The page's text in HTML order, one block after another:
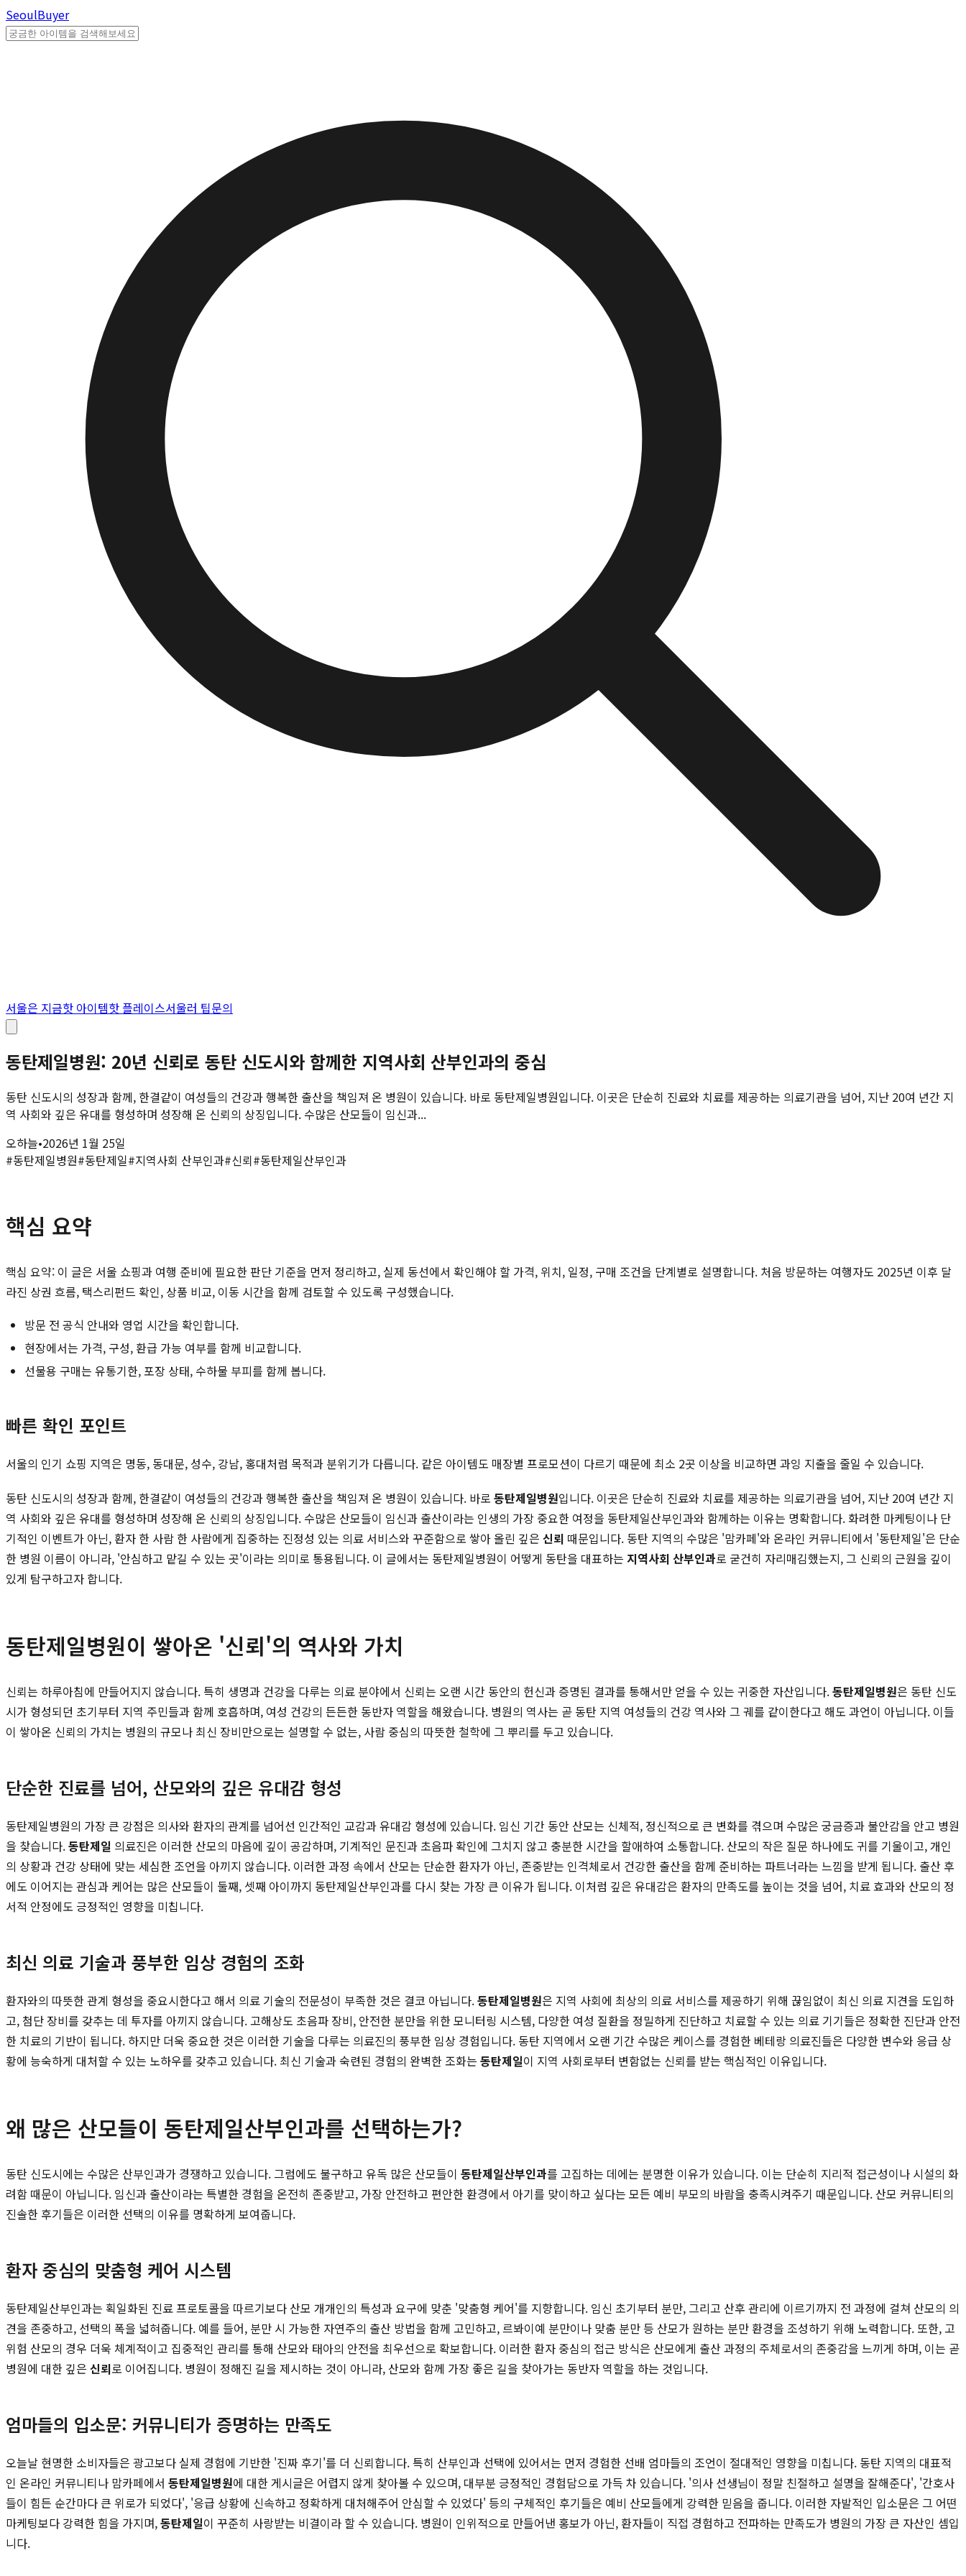
SeoulBuyer
서울은 지금핫 아이템핫 플레이스서울러 팁문의
동탄제일병원: 20년 신뢰로 동탄 신도시와 함께한 지역사회 산부인과의 중심
동탄 신도시의 성장과 함께, 한결같이 여성들의 건강과 행복한 출산을 책임져 온 병원이 있습니다. 바로 동탄제일병원입니다. 이곳은 단순히 진료와 치료를 제공하는 의료기관을 넘어, 지난 20여 년간 지
역 사회와 깊은 유대를 형성하며 성장해 온 신뢰의 상징입니다. 수많은 산모들이 임신과...
오하늘•2026년 1월 25일
#동탄제일병원#동탄제일#지역사회 산부인과#신뢰#동탄제일산부인과
핵심 요약
핵심 요약: 이 글은 서울 쇼핑과 여행 준비에 필요한 판단 기준을 먼저 정리하고, 실제 동선에서 확인해야 할 가격, 위치, 일정, 구매 조건을 단계별로 설명합니다. 처음 방문하는 여행자도 2025년 이후 달
라진 상권 흐름, 택스리펀드 확인, 상품 비교, 이동 시간을 함께 검토할 수 있도록 구성했습니다.
방문 전 공식 안내와 영업 시간을 확인합니다.
현장에서는 가격, 구성, 환급 가능 여부를 함께 비교합니다.
선물용 구매는 유통기한, 포장 상태, 수하물 부피를 함께 봅니다.
빠른 확인 포인트
서울의 인기 쇼핑 지역은 명동, 동대문, 성수, 강남, 홍대처럼 목적과 분위기가 다릅니다. 같은 아이템도 매장별 프로모션이 다르기 때문에 최소 2곳 이상을 비교하면 과잉 지출을 줄일 수 있습니다.
동탄 신도시의 성장과 함께, 한결같이 여성들의 건강과 행복한 출산을 책임져 온 병원이 있습니다. 바로 동탄제일병원입니다. 이곳은 단순히 진료와 치료를 제공하는 의료기관을 넘어, 지난 20여 년간 지
역 사회와 깊은 유대를 형성하며 성장해 온 신뢰의 상징입니다. 수많은 산모들이 임신과 출산이라는 인생의 가장 중요한 여정을 동탄제일산부인과와 함께하는 이유는 명확합니다. 화려한 마케팅이나 단
기적인 이벤트가 아닌, 환자 한 사람 한 사람에게 집중하는 진정성 있는 의료 서비스와 꾸준함으로 쌓아 올린 깊은 신뢰 때문입니다. 동탄 지역의 수많은 '맘카페'와 온라인 커뮤니티에서 '동탄제일'은 단순
한 병원 이름이 아니라, '안심하고 맡길 수 있는 곳'이라는 의미로 통용됩니다. 이 글에서는 동탄제일병원이 어떻게 동탄을 대표하는 지역사회 산부인과로 굳건히 자리매김했는지, 그 신뢰의 근원을 깊이
있게 탐구하고자 합니다.
동탄제일병원이 쌓아온 '신뢰'의 역사와 가치
신뢰는 하루아침에 만들어지지 않습니다. 특히 생명과 건강을 다루는 의료 분야에서 신뢰는 오랜 시간 동안의 헌신과 증명된 결과를 통해서만 얻을 수 있는 귀중한 자산입니다.동탄제일병원은 동탄 신도
시가 형성되던 초기부터 지역 주민들과 함께 호흡하며, 여성 건강의 든든한 동반자 역할을 해왔습니다. 병원의 역사는 곧 동탄 지역 여성들의 건강 역사와 그 궤를 같이한다고 해도 과언이 아닙니다. 이들
이 쌓아온 신뢰의 가치는 병원의 규모나 최신 장비만으로는 설명할 수 없는, 사람 중심의 따뜻한 철학에 그 뿌리를 두고 있습니다.
단순한 진료를 넘어, 산모와의 깊은 유대감 형성
동탄제일병원의 가장 큰 강점은 의사와 환자의 관계를 넘어선 인간적인 교감과 유대감 형성에 있습니다. 임신 기간 동안 산모는 신체적, 정신적으로 큰 변화를 겪으며 수많은 궁금증과 불안감을 안고 병원
을 찾습니다.동탄제일 의료진은 이러한 산모의 마음에 깊이 공감하며, 기계적인 문진과 초음파 확인에 그치지 않고 충분한 시간을 할애하여 소통합니다. 산모의 작은 질문 하나에도 귀를 기울이고, 개인
의 상황과 건강 상태에 맞는 세심한 조언을 아끼지 않습니다. 이러한 과정 속에서 산모는 단순한 환자가 아닌, 존중받는 인격체로서 건강한 출산을 함께 준비하는 파트너라는 느낌을 받게 됩니다. 출산 후
에도 이어지는 관심과 케어는 많은 산모들이 둘째, 셋째 아이까지 동탄제일산부인과를 다시 찾는 가장 큰 이유가 됩니다. 이처럼 깊은 유대감은 환자의 만족도를 높이는 것을 넘어, 치료 효과와 산모의 정
서적 안정에도 긍정적인 영향을 미칩니다.
최신 의료 기술과 풍부한 임상 경험의 조화
환자와의 따뜻한 관계 형성을 중요시한다고 해서 의료 기술의 전문성이 부족한 것은 결코 아닙니다.동탄제일병원은 지역 사회에 최상의 의료 서비스를 제공하기 위해 끊임없이 최신 의료 지견을 도입하
고, 첨단 장비를 갖추는 데 투자를 아끼지 않습니다. 고해상도 초음파 장비, 안전한 분만을 위한 모니터링 시스템, 다양한 여성 질환을 정밀하게 진단하고 치료할 수 있는 의료 기기들은 정확한 진단과 안전
한 치료의 기반이 됩니다. 하지만 더욱 중요한 것은 이러한 기술을 다루는 의료진의 풍부한 임상 경험입니다. 동탄 지역에서 오랜 기간 수많은 케이스를 경험한 베테랑 의료진들은 다양한 변수와 응급 상
황에 능숙하게 대처할 수 있는 노하우를 갖추고 있습니다. 최신 기술과 숙련된 경험의 완벽한 조화는 동탄제일이 지역 사회로부터 변함없는 신뢰를 받는 핵심적인 이유입니다.
왜 많은 산모들이 동탄제일산부인과를 선택하는가?
동탄 신도시에는 수많은 산부인과가 경쟁하고 있습니다. 그럼에도 불구하고 유독 많은 산모들이 동탄제일산부인과를 고집하는 데에는 분명한 이유가 있습니다. 이는 단순히 지리적 접근성이나 시설의 화
려함 때문이 아닙니다. 임신과 출산이라는 특별한 경험을 온전히 존중받고, 가장 안전하고 편안한 환경에서 아기를 맞이하고 싶다는 모든 예비 부모의 바람을 충족시켜주기 때문입니다. 산모 커뮤니티의
진솔한 후기들은 이러한 선택의 이유를 명확하게 보여줍니다.
환자 중심의 맞춤형 케어 시스템
동탄제일산부인과는 획일화된 진료 프로토콜을 따르기보다 산모 개개인의 특성과 요구에 맞춘 '맞춤형 케어'를 지향합니다. 임신 초기부터 분만, 그리고 산후 관리에 이르기까지 전 과정에 걸쳐 산모의 의
견을 존중하고, 선택의 폭을 넓혀줍니다. 예를 들어, 분만 시 가능한 자연주의 출산 방법을 함께 고민하고, 르봐이예 분만이나 맞춤 분만 등 산모가 원하는 분만 환경을 조성하기 위해 노력합니다. 또한, 고
위험 산모의 경우 더욱 체계적이고 집중적인 관리를 통해 산모와 태아의 안전을 최우선으로 확보합니다. 이러한 환자 중심의 접근 방식은 산모에게 출산 과정의 주체로서의 존중감을 느끼게 하며, 이는 곧
병원에 대한 깊은 신뢰로 이어집니다. 병원이 정해진 길을 제시하는 것이 아니라, 산모와 함께 가장 좋은 길을 찾아가는 동반자 역할을 하는 것입니다.
엄마들의 입소문: 커뮤니티가 증명하는 만족도
오늘날 현명한 소비자들은 광고보다 실제 경험에 기반한 '진짜 후기'를 더 신뢰합니다. 특히 산부인과 선택에 있어서는 먼저 경험한 선배 엄마들의 조언이 절대적인 영향을 미칩니다. 동탄 지역의 대표적
인 온라인 커뮤니티나 맘카페에서 동탄제일병원에 대한 게시글은 어렵지 않게 찾아볼 수 있으며, 대부분 긍정적인 경험담으로 가득 차 있습니다. '의사 선생님이 정말 친절하고 설명을 잘해준다', '간호사
들이 힘든 순간마다 큰 위로가 되었다', '응급 상황에 신속하고 정확하게 대처해주어 안심할 수 있었다' 등의 구체적인 후기들은 예비 산모들에게 강력한 믿음을 줍니다. 이러한 자발적인 입소문은 그 어떤
마케팅보다 강력한 힘을 가지며,동탄제일이 꾸준히 사랑받는 비결이라 할 수 있습니다. 병원이 인위적으로 만들어낸 홍보가 아닌, 환자들이 직접 경험하고 전파하는 만족도가 병원의 가장 큰 자산인 셈입
니다.